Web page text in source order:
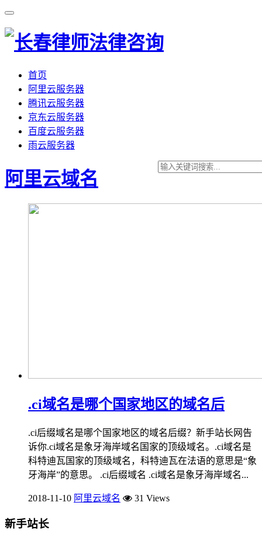
首页
阿里云服务器
腾讯云服务器
京东云服务器
百度云服务器
雨云服务器
阿里云域名
.ci域名是哪个国家地区的域名后
.ci后缀域名是哪个国家地区的域名后缀？新手站长网告
诉你.ci域名是象牙海岸域名国家的顶级域名。.ci域名是
科特迪瓦国家的顶级域名，科特迪瓦在法语的意思是“象
牙海岸”的意思。 .ci后缀域名 .ci域名是象牙海岸域名...
2018-11-10 阿里云域名 31 Views
新手站长